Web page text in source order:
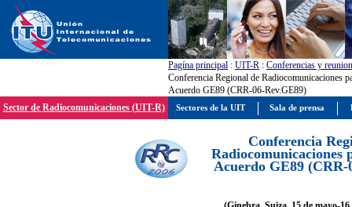
Pagína principal : UIT-R : Conferencias y
Conferencia Regional de Radiocomunicaciones
Acuerdo GE89 (CRR-06-Rev.GE89)
Sector de Radiocomunicaciones (UIT-R)
Conferencia
Radiocomunicaciones
Acuerdo GE89 (CRR-
Sectores de la UIT Sala de prensa